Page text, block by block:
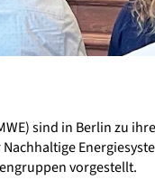
sind in Berlin zu
vorgestellt.